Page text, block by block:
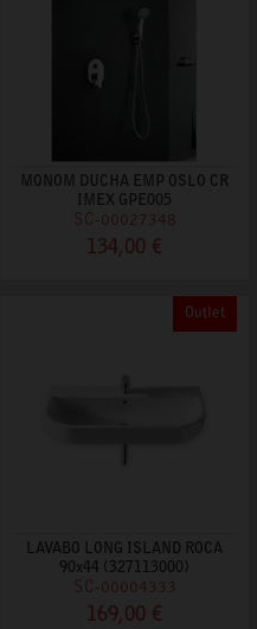
MONOM DUCHA EMP OSLO CR
IMEX GPE005
SC-00027348
134,00 €
Outlet
LAVABO LONG ISLAND ROCA
90x44 (327113000)
SC-00004333
169,00 €